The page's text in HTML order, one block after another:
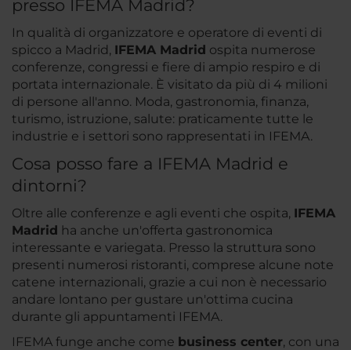
presso IFEMA Madrid?
In qualità di organizzatore e operatore di eventi di
spicco a Madrid, IFEMA Madrid ospita numerose
conferenze, congressi e fiere di ampio respiro e di
portata internazionale. È visitato da più di 4 milioni
di persone all'anno. Moda, gastronomia, finanza,
turismo, istruzione, salute: praticamente tutte le
industrie e i settori sono rappresentati in IFEMA.
Cosa posso fare a IFEMA Madrid e
dintorni?
Oltre alle conferenze e agli eventi che ospita, IFEMA
Madrid ha anche un'offerta gastronomica
interessante e variegata. Presso la struttura sono
presenti numerosi ristoranti, comprese alcune note
catene internazionali, grazie a cui non è necessario
andare lontano per gustare un'ottima cucina
durante gli appuntamenti IFEMA.
IFEMA funge anche come business center, con una